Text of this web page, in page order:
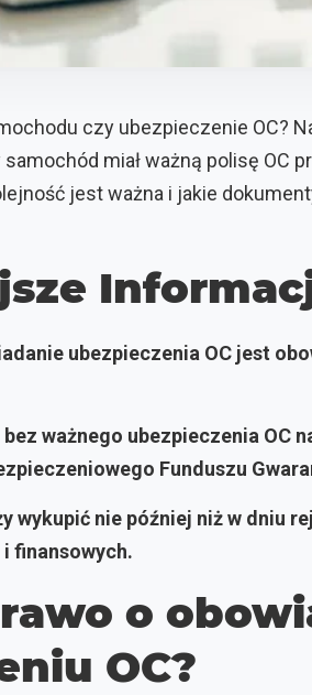
czy ubezpieczenie OC?
miał ważną polisę OC
jest ważna i jakie
ubezpieczenia OC jest
ważnego ubezpieczenia OC
Funduszu
wykupić nie później niż w dniu
finansowych.
o
OC?